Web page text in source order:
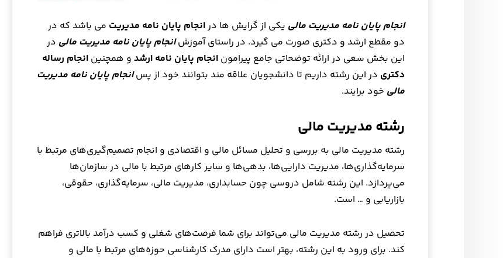
انجام پایان نامه مدیریت مالی یکی از گرایش ها درانجام پایان نامه مدیریت می باشد که در
دو مقطع ارشد و دکتری صورت می گیرد. در راستای آموزشانجام پایان نامه مدیریت مالی در
این بخش سعی در ارائه توضحاتی جامع پیرامون انجام پایان نامه ارشدو همچنین انجام رساله
دکتری در این رشته داریم تا دانشجویان علاقه مند بتوانند خود از پسانجام پایان نامه مدیریت
مالی خود برایند.
رشته مدیریت مالی
رشته مدیریت مالی به بررسی و تحلیل مسائل مالی و اقتصادی و انجام تصمیم‌گیری‌های مرتبط با
سرمایه‌گذاری‌ها، مدیریت دارایی‌ها، بدهی‌ها و سایر کارهای مرتبط با مالی در سازمان‌ها
می‌پردازد. این رشته شامل دروسی چون حسابداری، مدیریت مالی، سرمایه‌گذاری، حقوقی،
بازاریابی و … است.
تحصیل در رشته مدیریت مالی می‌تواند برای شما فرصت‌های شغلی و کسب درآمد بالاتری فراهم
کند. برای ورود به این رشته، بهتر است دارای مدرک کارشناسی حوزه‌های مرتبط با مالی و